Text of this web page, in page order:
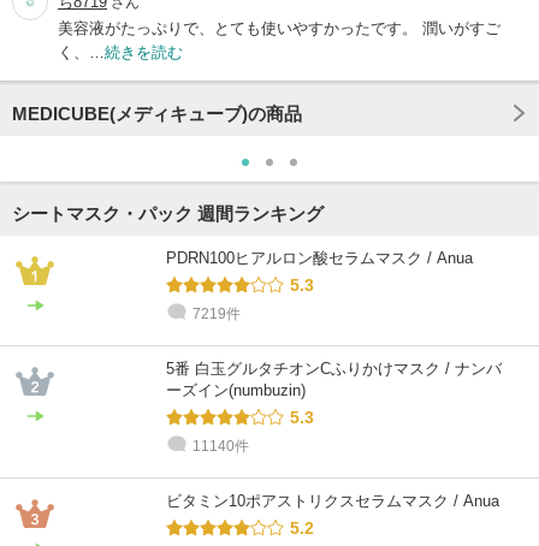
美容液がたっぷりで、とても使いやすかったです。 潤いがすご
く、… 続きを読む
MEDICUBE(メディキューブ)の商品
シートマスク・パック 週間ランキング
PDRN100ヒアルロン酸セラムマスク / Anua
5.3
7219件
5番 白玉グルタチオンCふりかけマスク / ナンバ
ーズイン(numbuzin)
5.3
11140件
ビタミン10ポアストリクスセラムマスク / Anua
5.2